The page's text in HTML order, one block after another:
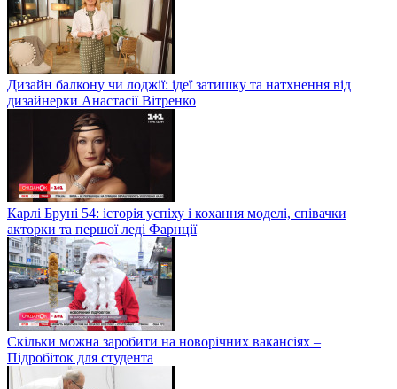
Дизайн балкону чи лоджії: ідеї затишку та натхнення від
дизайнерки Анастасії Вітренко
Карлі Бруні 54: історія успіху і кохання моделі, співачки
акторки та першої леді Фарнції
Скільки можна заробити на новорічних вакансіях –
Підробіток для студента